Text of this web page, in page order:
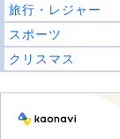
旅行・レジャー
スポーツ
クリスマス